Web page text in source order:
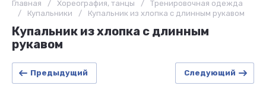
Главная / Хореография, танцы /
Тренировочная одежда
/
Купальники / Купальник из хлопка с длинным рукавом
Купальник из хлопка с длинным
рукавом
Предыдущий Следующий